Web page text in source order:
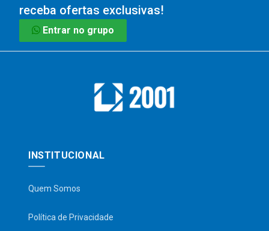
receba ofertas exclusivas!
Entrar no grupo
INSTITUCIONAL
Quem Somos
Política de Privacidade